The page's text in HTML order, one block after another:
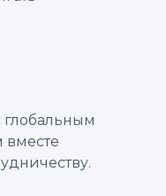
глобальным